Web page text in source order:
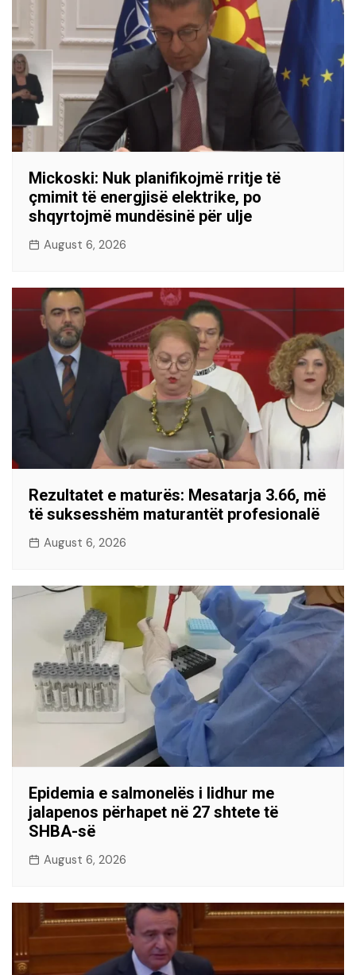
Mickoski: Nuk planifikojmë rritje të
çmimit të energjisë elektrike, po
shqyrtojmë mundësinë për ulje
August 6, 2026
Rezultatet e maturës: Mesatarja 3.66, më
të suksesshëm maturantët profesionalë
August 6, 2026
Epidemia e salmonelës i lidhur me
jalapenos përhapet në 27 shtete të
SHBA-së
August 6, 2026